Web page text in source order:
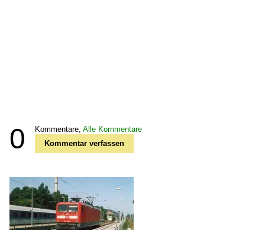
0 Kommentare, Alle Kommentare
Kommentar verfassen